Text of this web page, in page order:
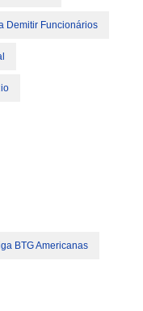
Demitir Funcionários
BTG Americanas